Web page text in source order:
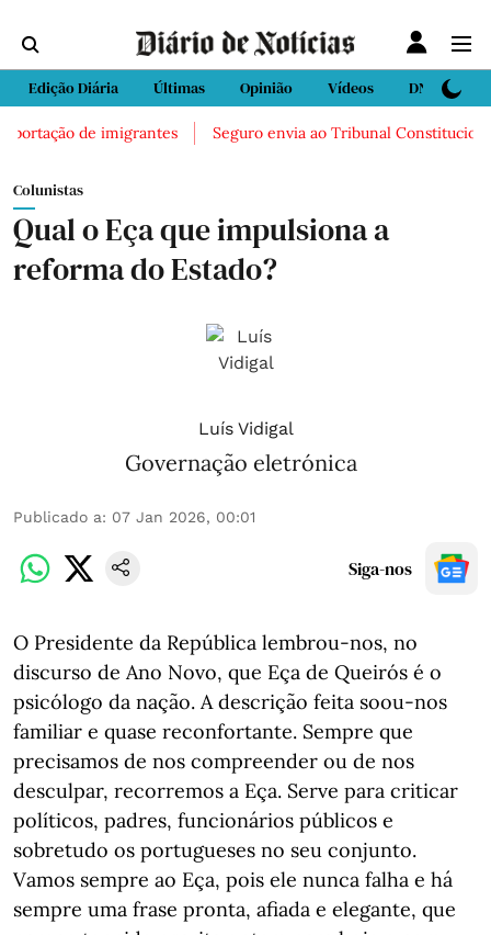
Edição Diária Últimas Opinião Vídeos DN Sport
de imigrantes Seguro envia ao Tribunal
Colunistas
Qual o Eça que impulsiona a
reforma do Estado?
Luís Vidigal
Governação eletrónica
Publicado a: 07 Jan 2026, 00:01
Siga-nos
O Presidente da República lembrou-nos, no
discurso de Ano Novo, que Eça de Queirós é o
psicólogo da nação. A descrição feita soou-nos
familiar e quase reconfortante. Sempre que
precisamos de nos compreender ou de nos
desculpar, recorremos a Eça. Serve para criticar
políticos, padres, funcionários públicos e
sobretudo os portugueses no seu conjunto.
Vamos sempre ao Eça, pois ele nunca falha e há
sempre uma frase pronta, afiada e elegante, que